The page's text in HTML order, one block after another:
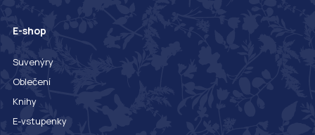
E-shop
Suvenýry
Oblečení
Knihy
E-vstupenky